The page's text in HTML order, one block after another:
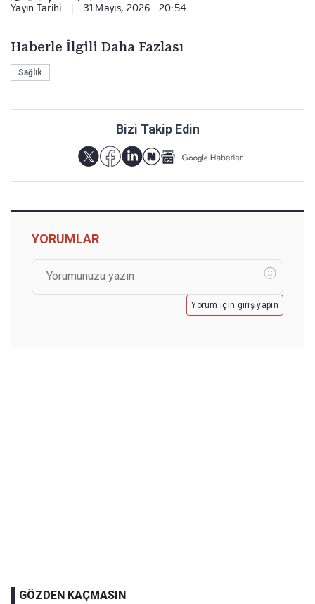
Yayın Tarihi 31 Mayıs, 2026 - 20:54
Haberle İlgili Daha Fazlası
Sağlık
Bizi Takip Edin
YORUMLAR
Yorum için giriş yapın
GÖZDEN KAÇMASIN